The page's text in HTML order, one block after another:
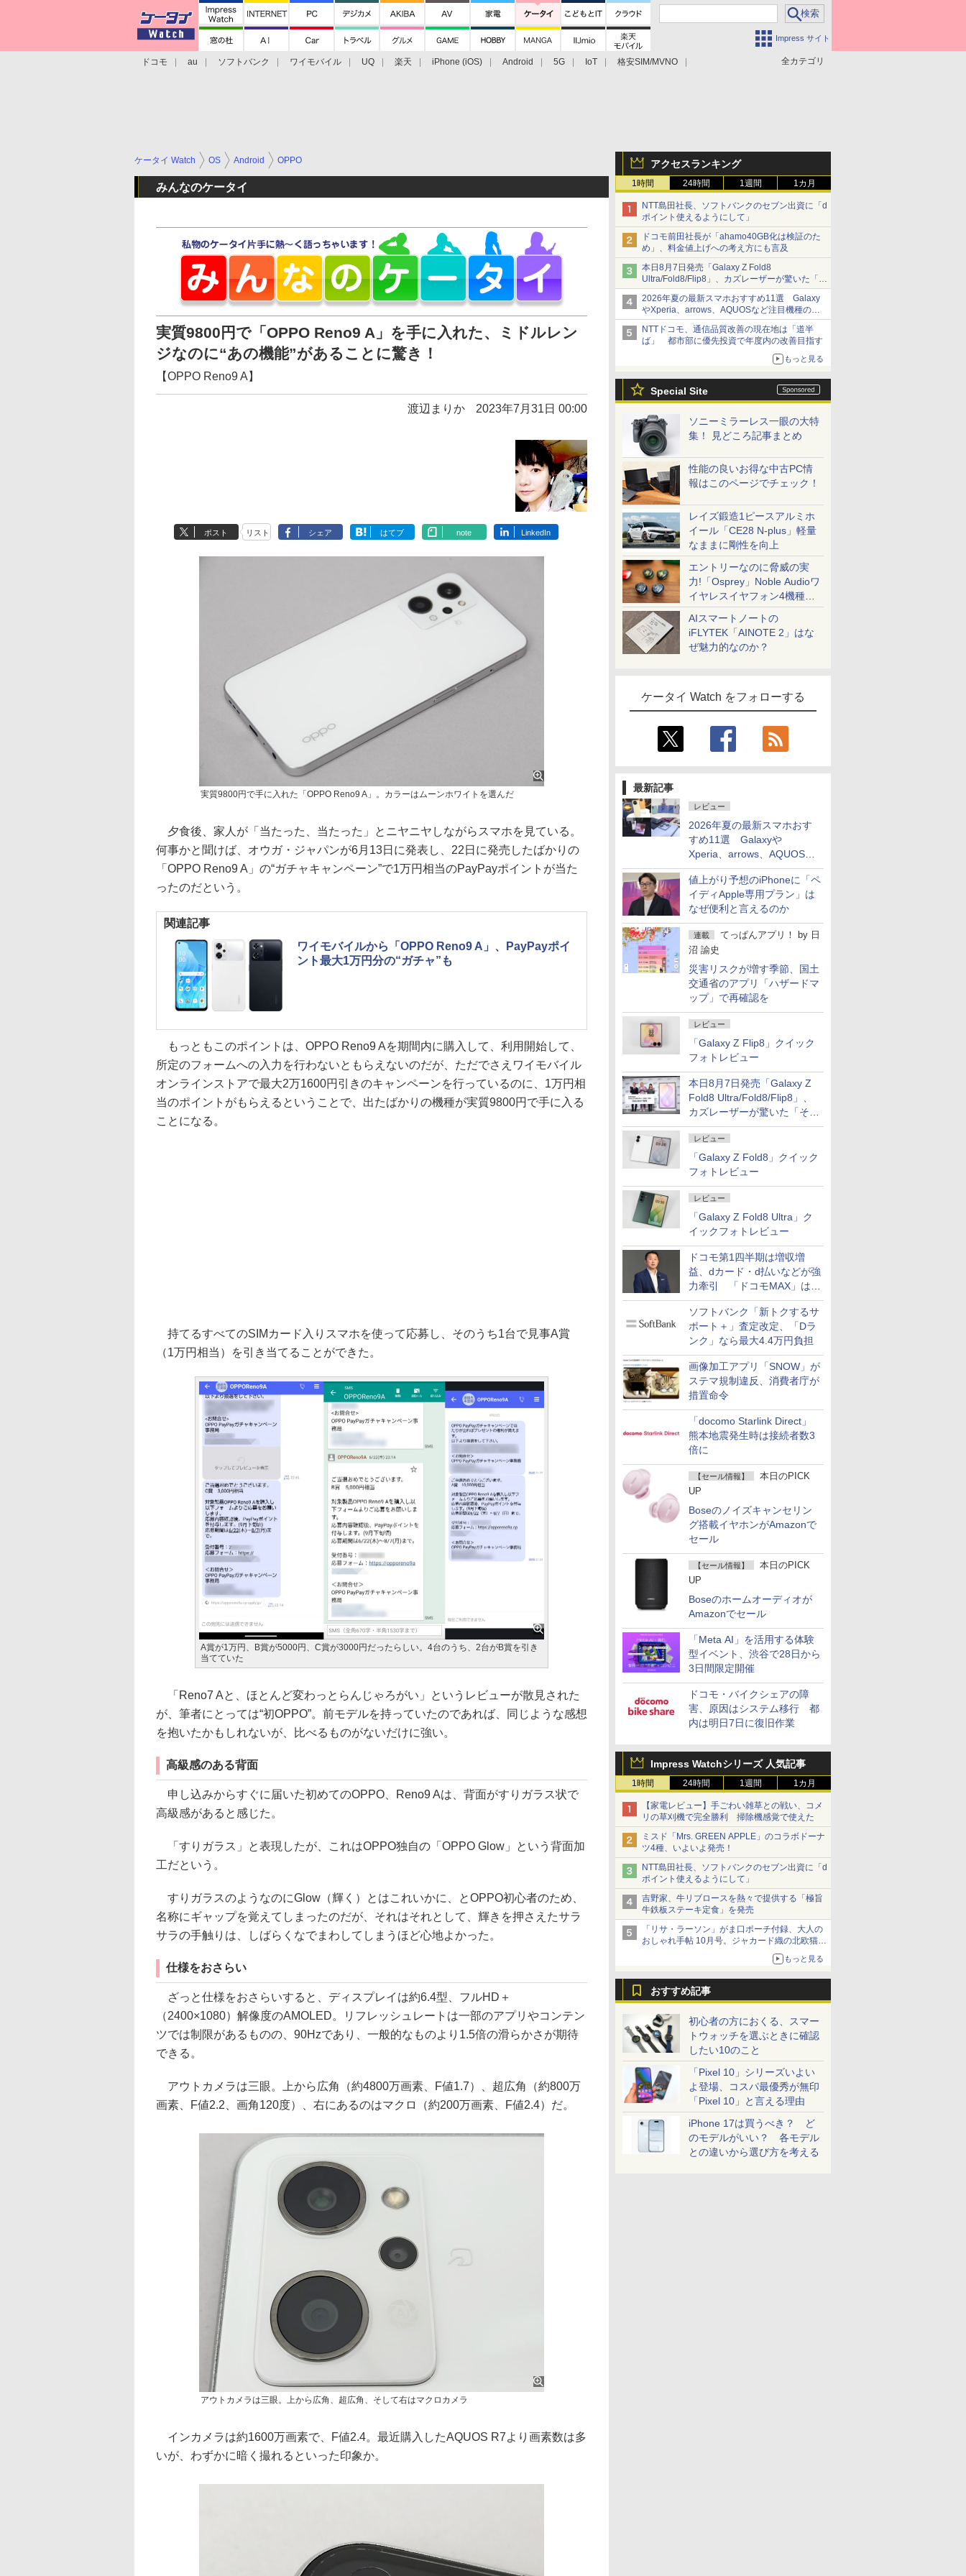
Impress サイト
全カテゴリ
ドコモ au ソフトバンク ワイモバイル UQ 楽天 iPhone (iOS) Android 5G IoT
格安SIM/MVNO
アクセスランキング
1時間 24時間 1週間 1カ月
NTT島田社長、ソフトバンクのセブン出資に「d
ポイント使えるようにして」
ドコモ前田社長が「ahamo40GB化は検証のた
め」、料金値上げへの考え方にも言及
本日8月7日発売「Galaxy Z Fold8
Ultra/Fold8/Flip8」、カズレーザーが驚いた「そ
ば屋のメニュー並みの薄さ」
2026年夏の最新スマホおすすめ11選 Galaxy
やXperia、arrows、AQUOSなど注目機種の特
徴は
NTTドコモ、通信品質改善の現在地は「道半
ば」 都市部に優先投資で年度内の改善目指す
もっと見る
Special Site
ソニーミラーレス一眼の大特
集！ 見どころ記事まとめ
性能の良いお得な中古PC情
報はこのページでチェック！
レイズ鍛造1ピースアルミホ
イール「CE28 N-plus」軽量
なままに剛性を向上
エントリーなのに脅威の実
力!「Osprey」Noble Audioワ
イヤレスイヤフォン4機種を
一気に聴く
AIスマートノートの
iFLYTEK「AINOTE 2」はな
ぜ魅力的なのか？
ケータイ Watch をフォローする
最新記事
レビュー
2026年夏の最新スマホおす
すめ11選 Galaxyや
Xperia、arrows、AQUOSな
ど注目機種の特徴は
値上がり予想のiPhoneに「ペ
イディApple専用プラン」は
なぜ便利と言えるのか
連載 てっぱんアプリ！ by 日
沼 諭史
災害リスクが増す季節、国土
交通省のアプリ「ハザードマ
ップ」で再確認を
レビュー
「Galaxy Z Flip8」クイック
フォトレビュー
本日8月7日発売「Galaxy Z
Fold8 Ultra/Fold8/Flip8」、
カズレーザーが驚いた「そば
屋のメニュー並みの薄さ」
レビュー
「Galaxy Z Fold8」クイック
フォトレビュー
レビュー
「Galaxy Z Fold8 Ultra」ク
イックフォトレビュー
ドコモ第1四半期は増収増
益、dカード・d払いなどが強
力牽引 「ドコモMAX」は
400万契約突破
ソフトバンク「新トクするサ
ポート＋」査定改定、「Dラ
ンク」なら最大4.4万円負担
画像加工アプリ「SNOW」が
ステマ規制違反、消費者庁が
措置命令
「docomo Starlink Direct」
熊本地震発生時は接続者数3
倍に
【セール情報】
本日のPICK
UP
Boseのノイズキャンセリン
グ搭載イヤホンがAmazonで
セール
【セール情報】
本日のPICK
UP
Boseのホームオーディオが
Amazonでセール
「Meta AI」を活用する体験
型イベント、渋谷で28日から
3日間限定開催
ドコモ・バイクシェアの障
害、原因はシステム移行 都
内は明日7日に復旧作業
Impress Watchシリーズ 人気記事
1時間 24時間 1週間 1カ月
【家電レビュー】手ごわい雑草との戦い、コメ
リの草刈機で完全勝利 掃除機感覚で使えた
ミスド「Mrs. GREEN APPLE」のコラボドーナ
ツ4種、いよいよ発売！
NTT島田社長、ソフトバンクのセブン出資に「d
ポイント使えるようにして」
吉野家、牛リブロースを熱々で提供する「極旨
牛鉄板ステーキ定食」を発売
「リサ・ラーソン」がま口ポーチ付録、大人の
おしゃれ手帖 10月号。ジャカード織の北欧猫デ
もっと見る
おすすめ記事
初心者の方におくる、スマー
トウォッチを選ぶときに確認
したい10のこと
「Pixel 10」シリーズいよい
よ登場、コスパ最優秀が無印
「Pixel 10」と言える理由
iPhone 17は買うべき？ ど
のモデルがいい？ 各モデル
との違いから選び方を考える
ケータイ Watch OS Android OPPO
みんなのケータイ
実質9800円で「OPPO Reno9 A」を手に入れた、ミドルレン
ジなのに“あの機能”があることに驚き！
【OPPO Reno9 A】
渡辺まりか 2023年7月31日 00:00
ポスト リスト シェア はてブ note LinkedIn
実質9800円で手に入れた「OPPO Reno9 A」。カラーはムーンホワイトを選んだ
夕食後、家人が「当たった、当たった」とニヤニヤしながらスマホを見ている。
何事かと聞けば、オウガ・ジャパンが6月13日に発表し、22日に発売したばかりの
「OPPO Reno9 A」の“ガチャキャンペーン”で1万円相当のPayPayポイントが当た
ったのだという。
関連記事
ワイモバイルから「OPPO Reno9 A」、PayPayポイ
ント最大1万円分の“ガチャ”も
もっともこのポイントは、OPPO Reno9 Aを期間内に購入して、利用開始して、
所定のフォームへの入力を行わないともらえないのだが、ただでさえワイモバイル
オンラインストアで最大2万1600円引きのキャンペーンを行っているのに、1万円相
当のポイントがもらえるということで、出たばかりの機種が実質9800円で手に入る
ことになる。
持てるすべてのSIMカード入りスマホを使って応募し、そのうち1台で見事A賞
（1万円相当）を引き当てることができた。
A賞が1万円、B賞が5000円、C賞が3000円だったらしい。4台のうち、2台がB賞を引き
当てていた
「Reno7 Aと、ほとんど変わっとらんじゃろがい」というレビューが散見された
が、筆者にとっては“初OPPO”。前モデルを持っていたのであれば、同じような感想
を抱いたかもしれないが、比べるものがないだけに強い。
高級感のある背面
申し込みからすぐに届いた初めてのOPPO、Reno9 Aは、背面がすりガラス状で
高級感があると感じた。
「すりガラス」と表現したが、これはOPPO独自の「OPPO Glow」という背面加
工だという。
すりガラスのようなのにGlow（輝く）とはこれいかに、とOPPO初心者のため、
名称にギャップを覚えてしまったのだが、それはそれとして、輝きを押さえたサラ
サラの手触りは、しばらくなでまわしてしまうほど心地よかった。
仕様をおさらい
ざっと仕様をおさらいすると、ディスプレイは約6.4型、フルHD＋
（2400×1080）解像度のAMOLED。リフレッシュレートは一部のアプリやコンテン
ツでは制限があるものの、90Hzであり、一般的なものより1.5倍の滑らかさが期待
できる。
アウトカメラは三眼。上から広角（約4800万画素、F値1.7）、超広角（約800万
画素、F値2.2、画角120度）、右にあるのはマクロ（約200万画素、F値2.4）だ。
アウトカメラは三眼。上から広角、超広角、そして右はマクロカメラ
インカメラは約1600万画素で、F値2.4。最近購入したAQUOS R7より画素数は多
いが、わずかに暗く撮れるといった印象か。